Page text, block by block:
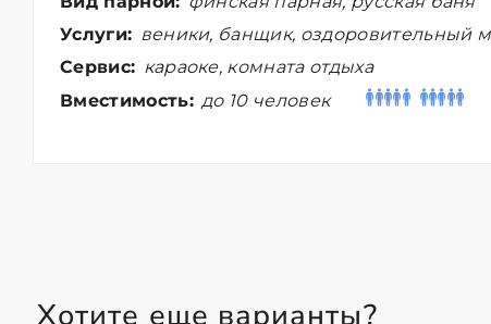
Услуги: веники, банщик, оздоровительный
Сервис: караоке, комната отдыха
Вместимость: до 10 человек